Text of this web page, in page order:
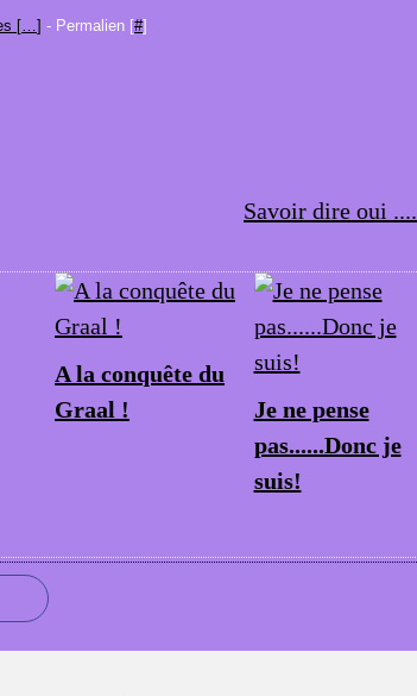
[…] - Permalien [#]
Savoir dire oui ....
A la conquête du
Graal !
Je ne pense
pas......Donc je
suis!